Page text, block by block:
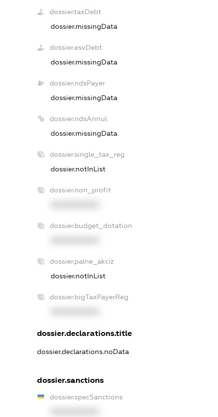
dossier.taxDebt
dossier.missingData
dossier.esvDebt
dossier.missingData
dossier.ndsPayer
dossier.missingData
dossier.ndsAnnul
dossier.missingData
dossier.single_tax_reg
dossier.notInList
dossier.non_profit
dossier.budget_dotation
dossier.palne_akciz
dossier.notInList
dossier.bigTaxPayerReg
dossier.declarations.title
dossier.declarations.noData
dossier.sanctions
dossier.specSanctions